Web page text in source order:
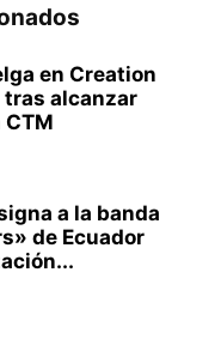
en Creation
tras alcanzar
a la banda
de Ecuador